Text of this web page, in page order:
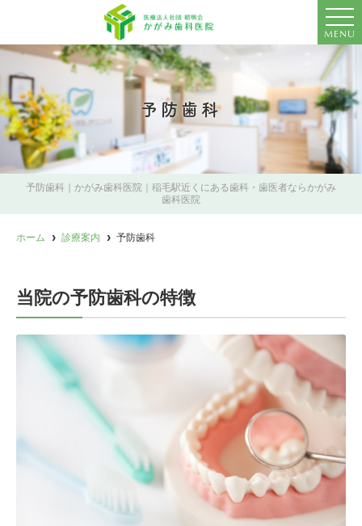
MENU
予防歯科
予防歯科｜かがみ歯科医院｜稲毛駅近くにある歯科・歯医者ならかがみ
歯科医院
ホーム 診療案内 予防歯科
当院の予防歯科の特徴